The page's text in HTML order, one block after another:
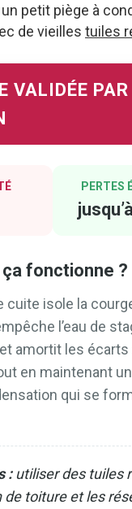
petit piège à
de vieilles tuiles
VALIDÉE
PERTES
fonctionne ?
cuite isole la
l’eau de
amortit les écarts
en maintenant
qui se
:utiliser des tuiles
de toiture et les